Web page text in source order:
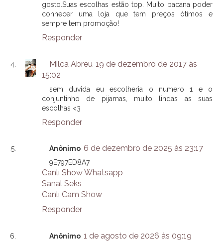
gosto.Suas escolhas estão top. Muito bacana poder
conhecer uma loja que tem preços ótimos e
sempre tem promoção!
Responder
Milca Abreu 19 de dezembro de 2017 às
15:02
sem duvida eu escolheria o numero 1 e o
conjuntinho de pijamas, muito lindas as suas
escolhas <3
Responder
Anônimo 6 de dezembro de 2025 às 23:17
9E797ED8A7
Canlı Show Whatsapp
Sanal Seks
Canlı Cam Show
Responder
Anônimo 1 de agosto de 2026 às 09:19